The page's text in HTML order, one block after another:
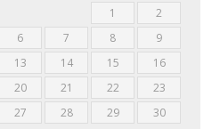
1
2
6 7 8
9
13 14 15
16
20 21 22
23
27 28 29
30